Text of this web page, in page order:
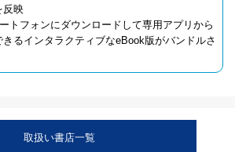
反映
トフォンにダウンロードして専用アプリから
るインタラクティブなeBook版がバンドルさ
取扱い書店一覧